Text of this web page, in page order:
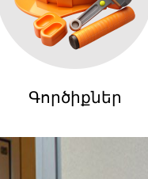
Գործիքներ